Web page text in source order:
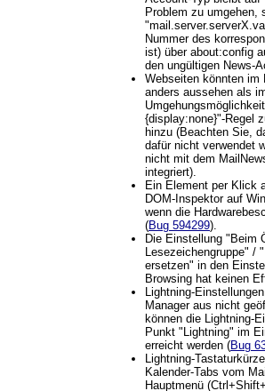
Problem zu umgehen,
Nummer des
ist) über about:config
den ungültigen News-
Webseiten könnten im
anders aussehen als
{display:none}"-Regel
hinzu (Beachten Sie,
dafür nicht verwendet
nicht mit dem
integriert).
Ein Element per Klick
DOM-Inspektor auf
wenn die
(Bug 594299).
Die Einstellung "Beim
Lesezeichengruppe" /
ersetzen" in den
Browsing hat keinen
Lightning-
Manager aus nicht
können die Lightning-
Punkt "Lightning" im
erreicht werden (Bug
Lightning-
Kalender-Tabs vom
Hauptmenü